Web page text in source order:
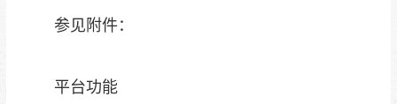
参见附件：
平台功能